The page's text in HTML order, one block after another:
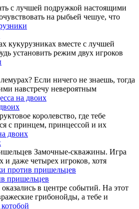
с лучшей подружкой настоящими
на рыбьей чешуе, что
кукурузниках вместе с лучшей
установить режим двух игроков
Если ничего не знаешь, тогда
навстречу невероятным
королевство, где тебе
с принцем, принцессой и их
Замочные-скважины. Игра
и даже четырех игроков, хотя
пришельцев
в центре событий. На этот
грибонойды, а тебе и